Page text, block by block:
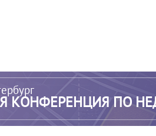
КОНФЕРЕНЦИЯ ПО